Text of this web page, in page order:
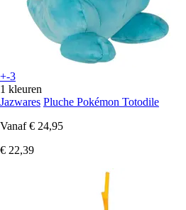
+-3
1 kleuren
Jazwares Pluche Pokémon Totodile
Vanaf € 24,95
€ 22,39